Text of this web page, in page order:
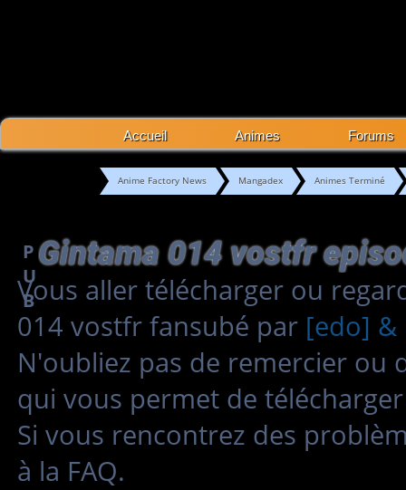
Accueil Animes Forums
Anime Factory News Mangadex Animes Terminé
P
U
B
Gintama 014 vostfr
Vous aller télécharger ou
014 vostfr fansubé par [edo] &
N'oubliez pas de remercier ou
qui vous permet de
Si vous rencontrez des
à la FAQ.